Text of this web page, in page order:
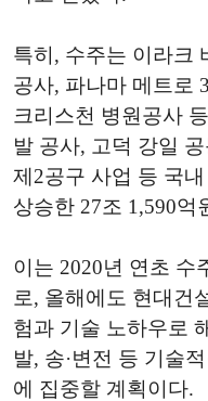
특히, 수주는 이라크
공사, 파나마 메트로
크리스천 병원공사
발 공사, 고덕 강일
제2공구 사업 등 국
상승한 27조 1,590억
이는 2020년 연초 수
로, 올해에도 현대건
험과 기술 노하우로
발, 송·변전 등 기술
에 집중할 계획이다.